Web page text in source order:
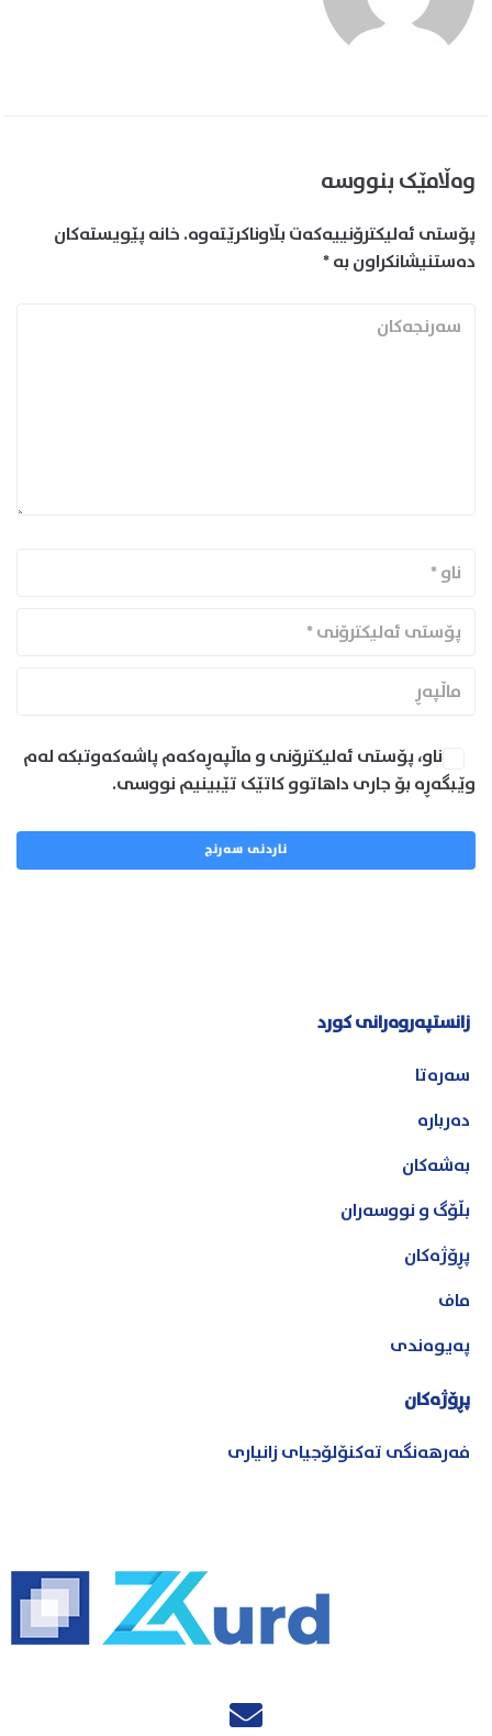
وەڵامێک بنووسە
پۆستی ئەلیکترۆنییەکەت بڵاوناکرێتەوە.خانە پێویستەکان
دەستنیشانکراون بە*
ناو، پۆستی ئەلیکترۆنی و ماڵپەڕەکەم پاشەکەوتبکە لەم
وێبگەڕە بۆ جاری داهاتوو کاتێک تێبینیم نووسی.
زانستپەروەرانی کورد
سەرەتا
دەربارە
بەشەکان
بڵۆگ و نووسەران
پڕۆژەکان
ماف
پەیوەندی
پڕۆژەکان
فەرهەنگی تەکنۆلۆجیای زانیاری